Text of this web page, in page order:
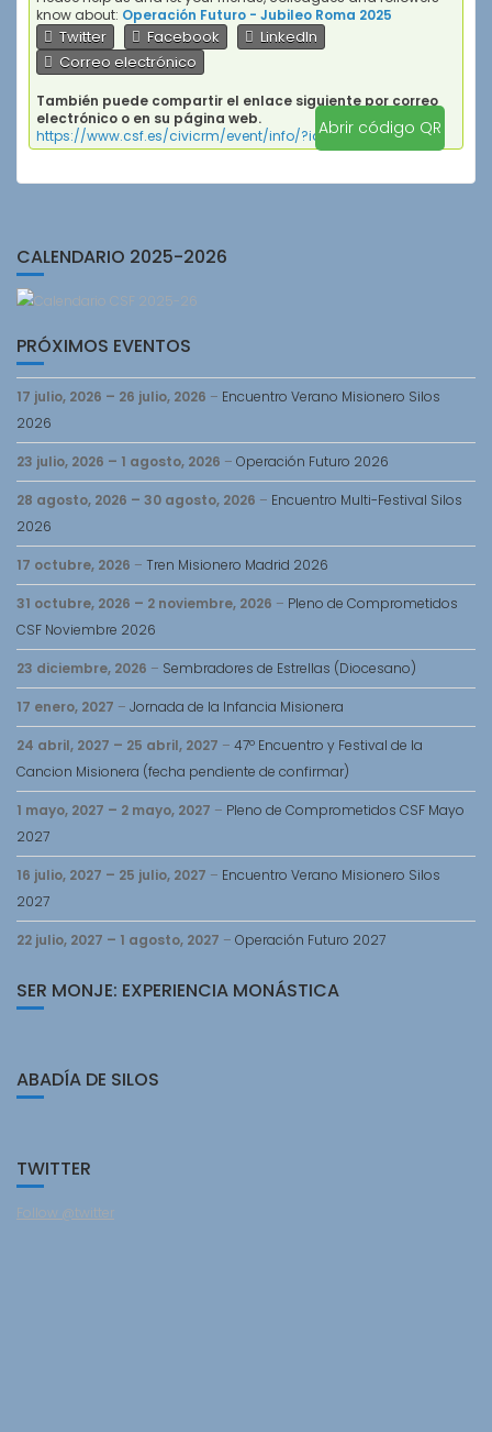
know about: Operación Futuro - Jubileo Roma 2025
Twitter Facebook
LinkedIn
Correo electrónico
También puede compartir el enlace siguiente por correo
electrónico o en su página web.
https://www.csf.es/civicrm/event/info/?id=33&reset=1
Abrir código QR
CALENDARIO 2025-2026
PRÓXIMOS EVENTOS
17 julio, 2026 – 26 julio, 2026 – Encuentro Verano Misionero Silos
2026
23 julio, 2026 – 1 agosto, 2026 – Operación Futuro 2026
28 agosto, 2026 – 30 agosto, 2026 – Encuentro Multi-Festival Silos
2026
17 octubre, 2026 – Tren Misionero Madrid 2026
31 octubre, 2026 – 2 noviembre, 2026 – Pleno de Comprometidos
CSF Noviembre 2026
23 diciembre, 2026 – Sembradores de Estrellas (Diocesano)
17 enero, 2027 – Jornada de la Infancia Misionera
24 abril, 2027 – 25 abril, 2027 – 47º Encuentro y Festival de la
Cancion Misionera (fecha pendiente de confirmar)
1 mayo, 2027 – 2 mayo, 2027 – Pleno de Comprometidos CSF Mayo
2027
16 julio, 2027 – 25 julio, 2027 – Encuentro Verano Misionero Silos
2027
22 julio, 2027 – 1 agosto, 2027 – Operación Futuro 2027
SER MONJE: EXPERIENCIA MONÁSTICA
ABADÍA DE SILOS
TWITTER
Follow @twitter